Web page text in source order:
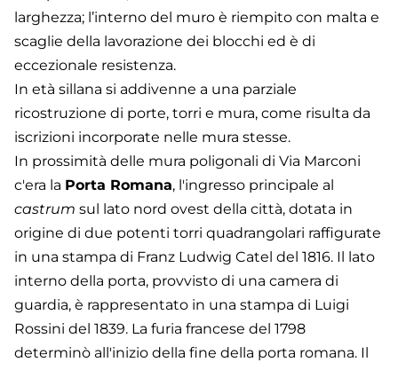
larghezza; l’interno del muro è riempito con malta e
scaglie della lavorazione dei blocchi ed è di
eccezionale resistenza.
In età sillana si addivenne a una parziale
ricostruzione di porte, torri e mura, come risulta da
iscrizioni incorporate nelle mura stesse.
In prossimità delle mura poligonali di Via Marconi
c'era la Porta Romana, l'ingresso principale al
castrum sul lato nord ovest della città, dotata in
origine di due potenti torri quadrangolari raffigurate
in una stampa di Franz Ludwig Catel del 1816. Il lato
interno della porta, provvisto di una camera di
guardia, è rappresentato in una stampa di Luigi
Rossini del 1839. La furia francese del 1798
determinò all'inizio della fine della porta romana. Il